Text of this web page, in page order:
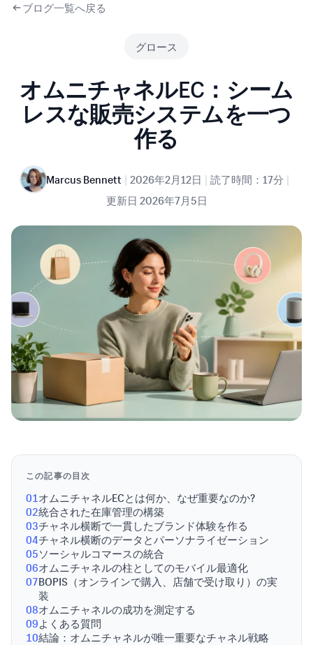
ブログ一覧へ戻る
グロース
オムニチャネルEC：シーム
レスな販売システムを一つ
作る
Marcus Bennett | 2026年2月12日 | 読了時間：17分 |
更新日 2026年7月5日
この記事の目次
01オムニチャネルECとは何か、なぜ重要なのか?
02統合された在庫管理の構築
03チャネル横断で一貫したブランド体験を作る
04チャネル横断のデータとパーソナライゼーション
05ソーシャルコマースの統合
06オムニチャネルの柱としてのモバイル最適化
07BOPIS（オンラインで購入、店舗で受け取り）の実
装
08オムニチャネルの成功を測定する
09よくある質問
10結論：オムニチャネルが唯一重要なチャネル戦略